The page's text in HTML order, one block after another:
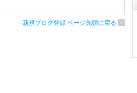
新規ブログ登録 ページ先頭に戻る